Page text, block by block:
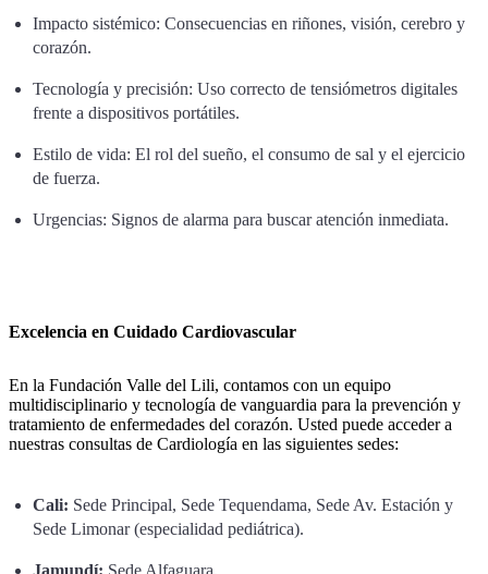
Impacto sistémico: Consecuencias en riñones, visión, cerebro y
corazón.
Tecnología y precisión: Uso correcto de tensiómetros digitales
frente a dispositivos portátiles.
Estilo de vida: El rol del sueño, el consumo de sal y el ejercicio
de fuerza.
Urgencias: Signos de alarma para buscar atención inmediata.
Excelencia en Cuidado Cardiovascular
En la Fundación Valle del Lili, contamos con un equipo
multidisciplinario y tecnología de vanguardia para la prevención y
tratamiento de enfermedades del corazón. Usted puede acceder a
nuestras consultas de Cardiología en las siguientes sedes:
Cali: Sede Principal, Sede Tequendama, Sede Av. Estación y
Sede Limonar (especialidad pediátrica).